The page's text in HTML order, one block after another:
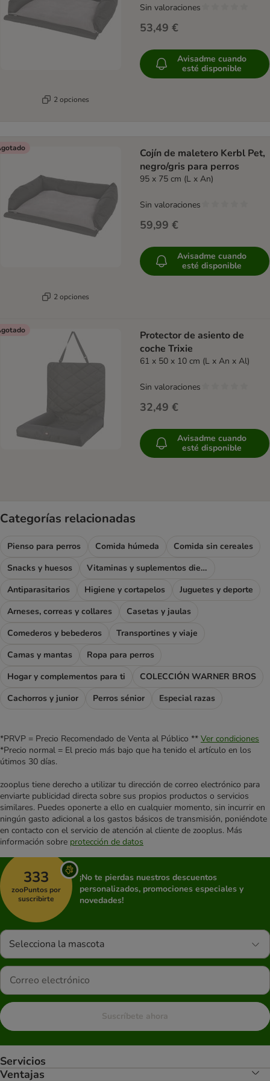
2 opciones
53,49 €
Sin valoraciones
Avisadme cuando
esté disponible
2 opciones
Cojín de maletero Kerbl Pet,
negro/gris para perros
95 x 75 cm (L x An)
59,99 €
Sin valoraciones
Avisadme cuando
esté disponible
Protector de asiento de
coche Trixie
61 x 50 x 10 cm (L x An x Al)
32,49 €
Sin valoraciones
Avisadme cuando
esté disponible
Categorías relacionadas
Pienso para perros Comida húmeda
Comida sin cereales
Snacks y huesos
Vitaminas y suplementos dietéticos
Antiparasitarios
Higiene y cortapelos
Juguetes y deporte
Arneses, correas y collares
Casetas y jaulas
Comederos y bebederos
Transportines y viaje
Camas y mantas
Ropa para perros
Hogar y complementos para ti
COLECCIÓN WARNER BROS
Cachorros y junior
Perros sénior Especial razas
*PRVP = Precio Recomendado de Venta al Público ** Ver condiciones
*Precio normal = El precio más bajo que ha tenido el artículo en los
útimos 30 días.
zooplus tiene derecho a utilizar tu dirección de correo electrónico para
enviarte publicidad directa sobre sus propios productos o servicios
similares. Puedes oponerte a ello en cualquier momento, sin incurrir en
ningún gasto adicional a los gastos básicos de transmisión, poniéndote
en contacto con el servicio de atención al cliente de zooplus. Más
información sobre protección de datos
333
zooPuntos por
suscribirte
¡No te pierdas nuestros descuentos
personalizados, promociones especiales y
novedades!
Selecciona la mascota
Suscríbete ahora
Servicios
Ventajas